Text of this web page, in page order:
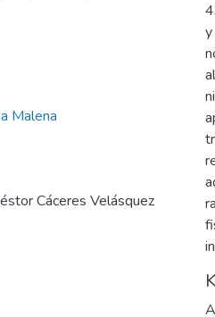
Malena
Cáceres Velásquez